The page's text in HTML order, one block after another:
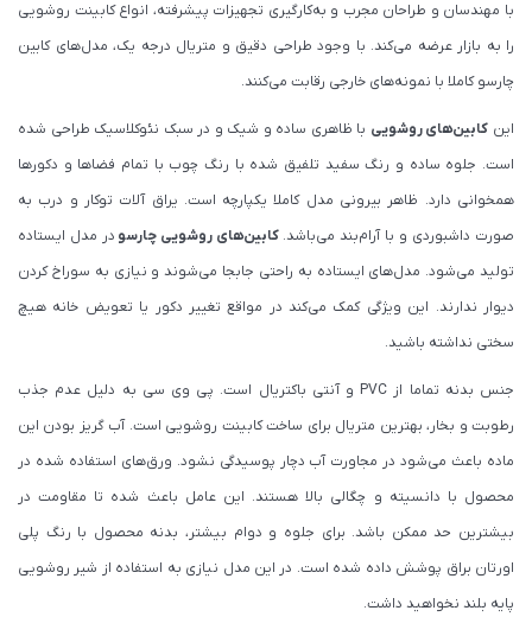
با مهندسان و طراحان مجرب و به‌‌کار‌گیری تجهیزات پیشرفته، انواع کابینت روشویی
را به بازار عرضه می‌کند. با وجود طراحی دقیق و متریال درجه یک، مدل‌های کابین
چارسو کاملا با نمونه‌های خارجی رقابت می‌کنند.
این کابین‌های روشویی با ظاهری ساده و شیک و در سبک نئوکلاسیک طراحی شده
است. جلوه ساده و رنگ سفید تلفیق شده با رنگ چوب با تمام فضاها و دکورها
همخوانی دارد. ظاهر بیرونی مدل کاملا یکپارچه است. یراق آلات توکار و درب به
صورت داشبوردی و با آرام‌بند می‌باشد.کابین‌های روشویی چارسو در مدل ایستاده
تولید می‌شود. مدل‌های ایستاده به راحتی جابجا می‌شوند و نیازی به سوراخ کردن
دیوار ندارند. این ویژگی کمک می‌کند در مواقع تغییر دکور یا تعویض خانه هیچ
سختی نداشته باشید.
جنس بدنه تماما از PVC و آنتی باکتریال است. پی وی سی به دلیل عدم جذب
رطوبت و بخار، بهترین متریال برای ساخت کابینت روشویی است. آب گریز بودن این
ماده باعث می‌شود در مجاورت آب دچار پوسیدگی نشود. ورق‌های استفاده شده در
محصول با دانسیته و چگالی بالا هستند. این عامل باعث شده تا مقاومت در
بیشترین حد ممکن باشد. برای جلوه و دوام بیشتر، بدنه محصول با رنگ پلی
اورتان براق پوشش داده شده است. در این مدل نیازی به استفاده از شیر روشویی
پایه بلند نخواهید داشت.